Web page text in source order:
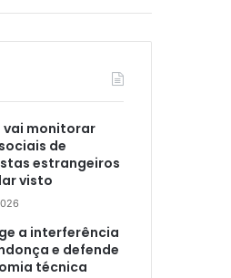
vai monitorar
de
estrangeiros
visto
a interferência
e defende
técnica